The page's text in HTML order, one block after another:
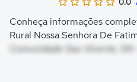
Conheça informações
Rural Nossa Senhora De
Comunidade Sao Vicente,